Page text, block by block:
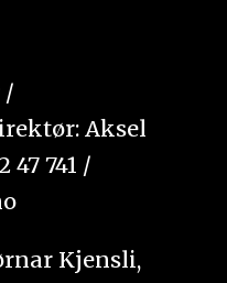
/
Aksel
741 /
Kjensli,